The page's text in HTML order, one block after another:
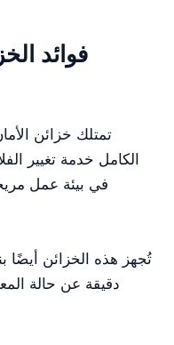
فوائد
تمتلك خزائن
الكامل خدمة تغيير
في بيئة عمل
تُجهز هذه الخزائن أيضًا
دقيقة عن حالة